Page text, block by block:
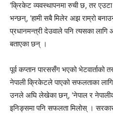
‘क्रिकेट व्यवस्थापनमा रुची छ, तर
भन्छन्, ‘हामी सबै मिलेर अझ राम्रो
प्रधानमन्त्री देउवाले पनि त्यसका लागि
बताएका छन् ।
पूर्व कप्तान पारससँग भएको भेटवार्ताको
नेपाली क्रिकेटले पाएको सफलताका
उनले अघि लेखेका छन्, ‘नेपाल र
इनिङ्समा पनि सफलता मिलोस् ।